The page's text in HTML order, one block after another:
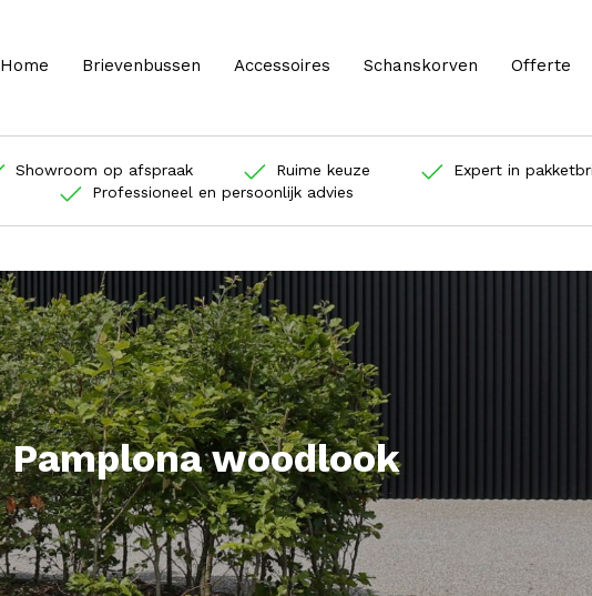
Home Brievenbussen Accessoires Schanskorven Offerte
Showroom op afspraak Ruime keuze
Expert in
Professioneel en persoonlijk advies
Pamplona woodlook